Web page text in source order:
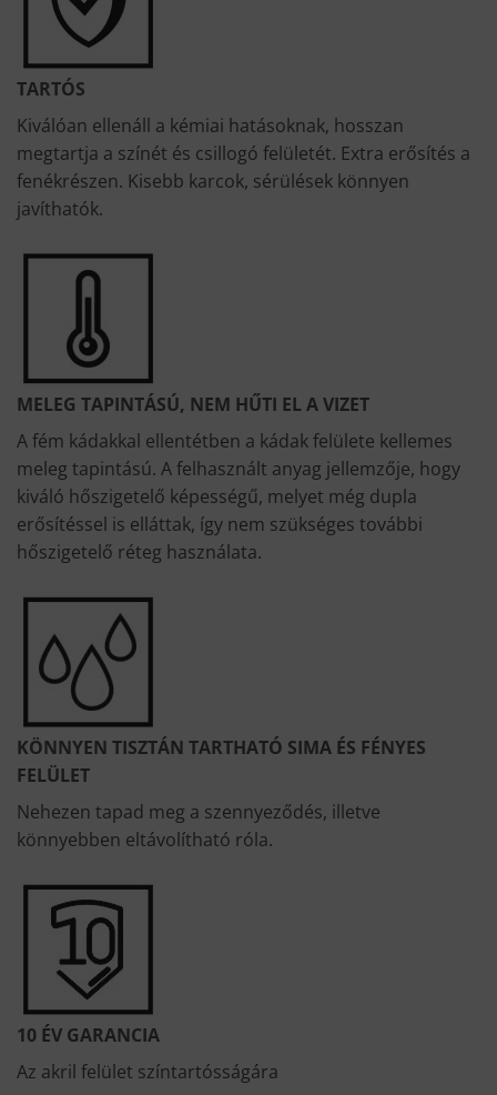
TARTÓS
Kiválóan ellenáll a kémiai hatásoknak, hosszan
megtartja a színét és csillogó felületét. Extra erősítés a
fenékrészen. Kisebb karcok, sérülések könnyen
javíthatók.
MELEG TAPINTÁSÚ, NEM HŰTI EL A VIZET
A fém kádakkal ellentétben a kádak felülete kellemes
meleg tapintású. A felhasznált anyag jellemzője, hogy
kiváló hőszigetelő képességű, melyet még dupla
erősítéssel is elláttak, így nem szükséges további
hőszigetelő réteg használata.
KÖNNYEN TISZTÁN TARTHATÓ SIMA ÉS FÉNYES
FELÜLET
Nehezen tapad meg a szennyeződés, illetve
könnyebben eltávolítható róla.
10 ÉV GARANCIA
Az akril felület színtartósságára